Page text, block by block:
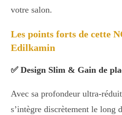
votre salon.
Les points forts de cette
Edilkamin
✅ Design Slim & Gain de
Avec sa profondeur ultra-
s’intègre discrètement le long